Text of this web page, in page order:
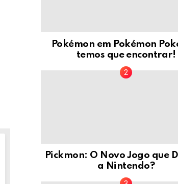
Pokémon em Pokémon
temos que encontrar!
Pickmon: O Novo Jogo que
a Nintendo?